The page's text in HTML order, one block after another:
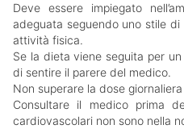
Deve essere impiegato
adeguata seguendo uno stile
attività fisica.
Se la dieta viene seguita per
di sentire il parere del medico.
Non superare la dose
Consultare il medico prima
cardiovascolari non sono nella